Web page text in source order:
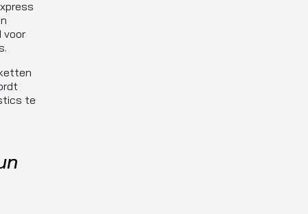
voor
te